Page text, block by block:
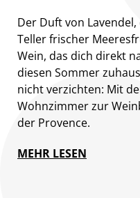
Der Duft von
Teller frischer
Wein, das dich direkt
diesen Sommer
nicht verzichten: Mit
Wohnzimmer zur
der Provence.
MEHR LESEN